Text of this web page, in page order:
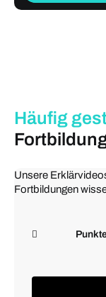
Häufig
Unsere
Fortbildungen